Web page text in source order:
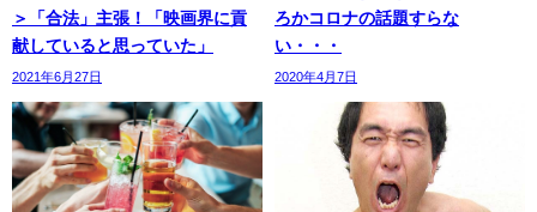
＞「合法」主張！「映画界に貢
献していると思っていた」
2021年6月27日
ろかコロナの話題すらな
い・・・
2020年4月7日